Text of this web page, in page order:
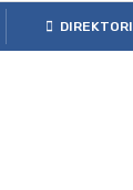
DIREKTORI